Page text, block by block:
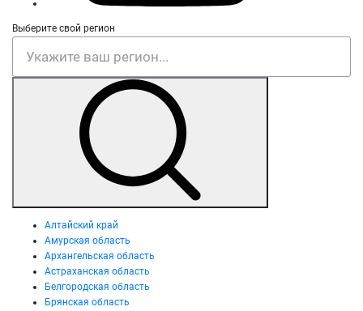
Выберите свой регион
Алтайский край
Амурская область
Архангельская область
Астраханская область
Белгородская область
Брянская область